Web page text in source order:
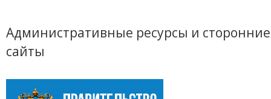
Административные ресурсы и сторонние
сайты